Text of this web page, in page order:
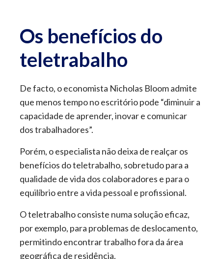
Os benefícios do
teletrabalho
De facto, o economista Nicholas Bloom admite
que menos tempo no escritório pode “diminuir a
capacidade de aprender, inovar e comunicar
dos trabalhadores”.
Porém, o especialista não deixa de realçar os
benefícios do teletrabalho, sobretudo para a
qualidade de vida dos colaboradores e para o
equilíbrio entre a vida pessoal e profissional.
O teletrabalho consiste numa solução eficaz,
por exemplo, para problemas de deslocamento,
permitindo encontrar trabalho fora da área
geográfica de residência.